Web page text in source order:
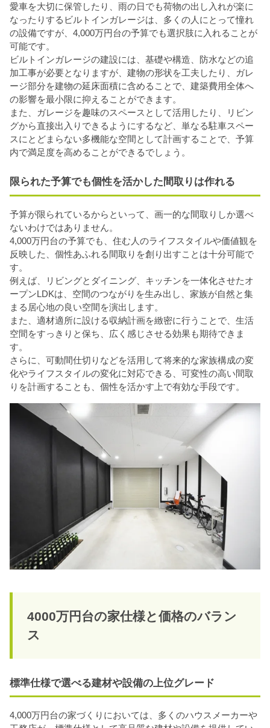
愛車を大切に保管したり、雨の日でも荷物の出し入れが楽に
なったりするビルトインガレージは、多くの人にとって憧れ
の設備ですが、4,000万円台の予算でも選択肢に入れることが
可能です。
ビルトインガレージの建設には、基礎や構造、防水などの追
加工事が必要となりますが、建物の形状を工夫したり、ガレ
ージ部分を建物の延床面積に含めることで、建築費用全体へ
の影響を最小限に抑えることができます。
また、ガレージを趣味のスペースとして活用したり、リビン
グから直接出入りできるようにするなど、単なる駐車スペー
スにとどまらない多機能な空間として計画することで、予算
内で満足度を高めることができるでしょう。
限られた予算でも個性を活かした間取りは作れる
予算が限られているからといって、画一的な間取りしか選べ
ないわけではありません。
4,000万円台の予算でも、住む人のライフスタイルや価値観を
反映した、個性あふれる間取りを創り出すことは十分可能で
す。
例えば、リビングとダイニング、キッチンを一体化させたオ
ープンLDKは、空間のつながりを生み出し、家族が自然と集
まる居心地の良い空間を演出します。
また、適材適所に設ける収納計画を緻密に行うことで、生活
空間をすっきりと保ち、広く感じさせる効果も期待できま
す。
さらに、可動間仕切りなどを活用して将来的な家族構成の変
化やライフスタイルの変化に対応できる、可変性の高い間取
りを計画することも、個性を活かす上で有効な手段です。
4000万円台の家仕様と価格のバラン
ス
標準仕様で選べる建材や設備の上位グレード
4,000万円台の家づくりにおいては、多くのハウスメーカーや